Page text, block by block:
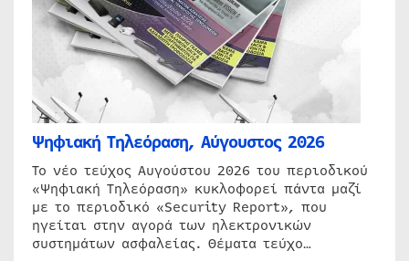
Ψηφιακή Τηλεόραση, Αύγουστος 2026
Το νέο τεύχος Αυγούστου 2026 του περιοδικού
«Ψηφιακή Τηλεόραση» κυκλοφορεί πάντα μαζί
με το περιοδικό «Security Report», που
ηγείται στην αγορά των ηλεκτρονικών
συστημάτων ασφαλείας. Θέματα τεύχο…